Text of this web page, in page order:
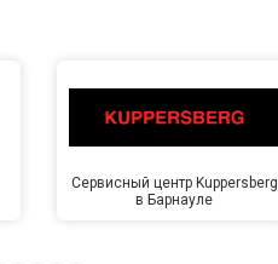
Сервисный центр Kuppersberg
в Барнауле